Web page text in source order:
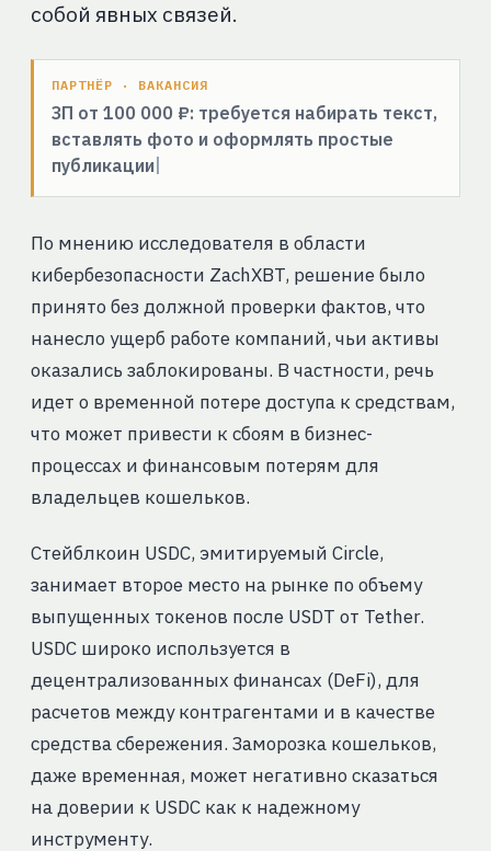
собой явных связей.
ПАРТНЁР · ВАКАНСИЯ
ЗП от 100 000 ₽: требуется набирать текст,
вставлять фото и оформлять простые
публикации
По мнению исследователя в области
кибербезопасности ZachXBT, решение было
принято без должной проверки фактов, что
нанесло ущерб работе компаний, чьи активы
оказались заблокированы. В частности, речь
идет о временной потере доступа к средствам,
что может привести к сбоям в бизнес-
процессах и финансовым потерям для
владельцев кошельков.
Стейблкоин USDC, эмитируемый Circle,
занимает второе место на рынке по объему
выпущенных токенов после USDT от Tether.
USDC широко используется в
децентрализованных финансах (DeFi), для
расчетов между контрагентами и в качестве
средства сбережения. Заморозка кошельков,
даже временная, может негативно сказаться
на доверии к USDC как к надежному
инструменту.